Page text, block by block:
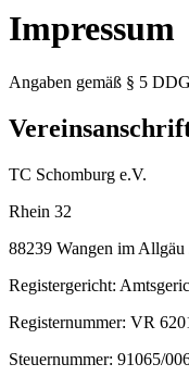
Impressum
Angaben gemäß § 5 DDG
TC Schomburg e.V.
Rhein 32
88239 Wangen im Allgäu
Registergericht:
Registernummer: VR
Steuernummer: 91065/